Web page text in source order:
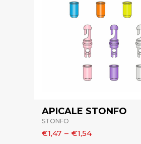
APICALE STONFO
STONFO
€1,47 – €1,54